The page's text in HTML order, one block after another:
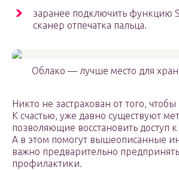
заранее подключить функцию
сканер отпечатка пальца.
Облако — лучше место для
Никто не застрахован от того,
К счастью, уже давно существуют
позволяющие восстановить доступ к
А в этом помогут вышеописанные
важно предварительно
профилактики.